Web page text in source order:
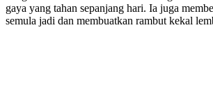
gaya yang tahan sepanjang hari. Ia juga
semula jadi dan membuatkan rambut kekal